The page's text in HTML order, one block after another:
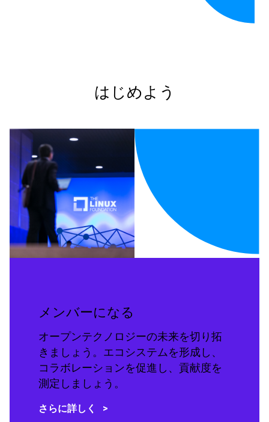
はじめよう
メンバーになる
オープンテクノロジーの未来を切り拓
きましょう。エコシステムを形成し、
コラボレーションを促進し、貢献度を
測定しましょう。
さらに詳しく